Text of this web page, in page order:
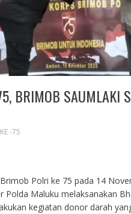
BRIMOB SAUMLAKI
-75
Polri ke 75 pada 14
Maluku melaksanakan
kegiatan donor darah